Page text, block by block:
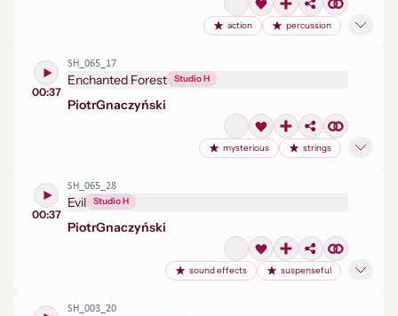
action percussion
00:37
SH_065_17
Enchanted Forest Studio H
PiotrGnaczyński
mysterious strings
00:37
SH_065_28
Evil Studio H
PiotrGnaczyński
sound effects suspenseful
SH_003_20